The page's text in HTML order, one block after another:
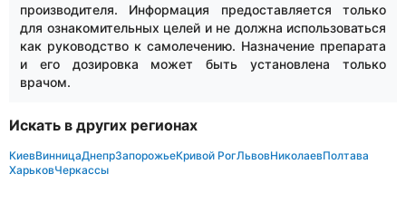
производителя. Информация предоставляется только
для ознакомительных целей и не должна использоваться
как руководство к самолечению. Назначение препарата
и его дозировка может быть установлена только
врачом.
Искать в других регионах
КиевВинницаДнепрЗапорожьеКривой РогЛьвовНиколаевПолтава
ХарьковЧеркассы